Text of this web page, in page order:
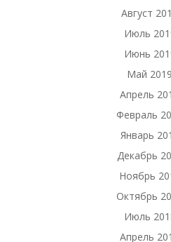
Август
Июль
Июнь
Май 2019
Апрель
Февраль
Январь
Декабрь
Ноябрь
Октябрь
Июль
Апрель